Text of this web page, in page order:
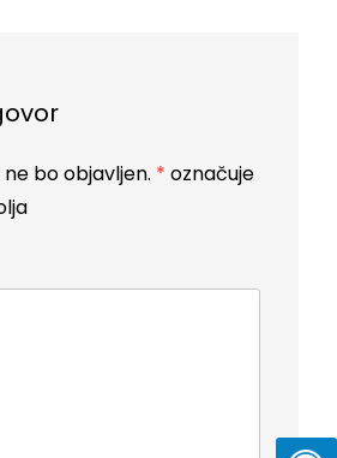
bo objavljen. * označuje